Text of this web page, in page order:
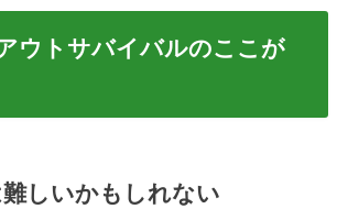
ウトサバイバルのここが
しいかもしれない